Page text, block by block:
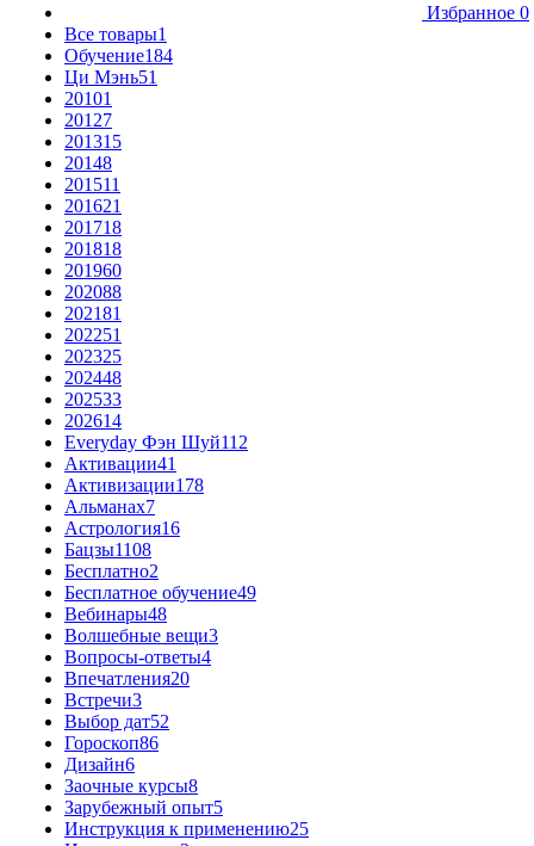
Избранное 0
Все товары1
Обучение184
Ци Мэнь51
20101
20127
201315
20148
201511
201621
201718
201818
201960
202088
202181
202251
202325
202448
202533
202614
Everyday Фэн Шуй112
Активации41
Активизации178
Альманах7
Астрология16
Бацзы1108
Бесплатно2
Бесплатное обучение49
Вебинары48
Волшебные вещи3
Вопросы-ответы4
Впечатления20
Встречи3
Выбор дат52
Гороскоп86
Дизайн6
Заочные курсы8
Зарубежный опыт5
Инструкция к применению25